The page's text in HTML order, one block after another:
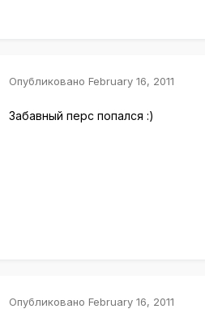
Опубликовано February 16, 2011
Забавный перс попался :)
Опубликовано February 16, 2011